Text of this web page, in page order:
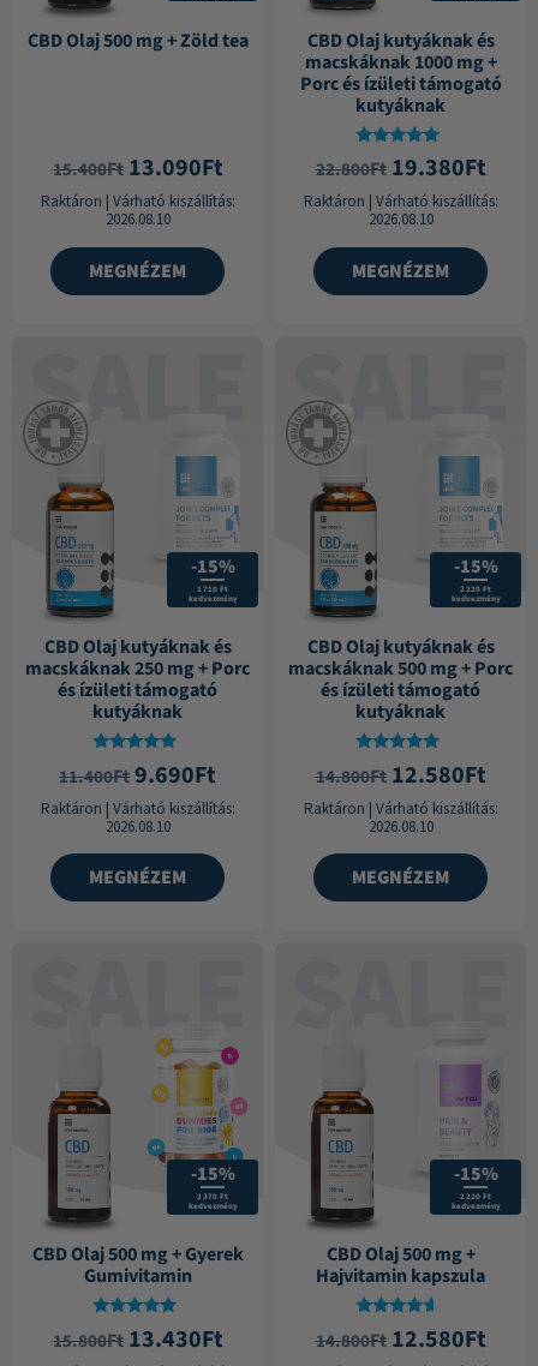
CBD Olaj 500 mg + Zöld tea
15.400Ft 13.090Ft
Raktáron | Várható kiszállítás:
2026.08.10
MEGNÉZEM
CBD Olaj kutyáknak és
macskáknak 1000 mg +
Porc és ízületi támogató
kutyáknak
Értékelés:
5.00
22.800Ft 19.380Ft
Raktáron | Várható kiszállítás:
2026.08.10
MEGNÉZEM
-15%
1 710 Ft
kedvezmény
CBD Olaj kutyáknak és
macskáknak 250 mg + Porc
és ízületi támogató
kutyáknak
Értékelés:
5.00
11.400Ft9.690Ft
Raktáron | Várható kiszállítás:
2026.08.10
MEGNÉZEM
-15%
2 220 Ft
kedvezmény
CBD Olaj kutyáknak és
macskáknak 500 mg + Porc
és ízületi támogató
kutyáknak
Értékelés:
4.86
14.800Ft 12.580Ft
Raktáron | Várható kiszállítás:
2026.08.10
MEGNÉZEM
-15%
2 370 Ft
kedvezmény
CBD Olaj 500 mg + Gyerek
Gumivitamin
Értékelés:
5.00
15.800Ft 13.430Ft
-15%
2 220 Ft
kedvezmény
CBD Olaj 500 mg +
Hajvitamin kapszula
Értékelés:
4.33
14.800Ft 12.580Ft